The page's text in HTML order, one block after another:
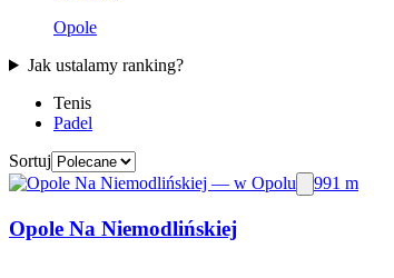
Opole
Jak ustalamy ranking?
Tenis
Padel
Sortuj
991 m
Opole Na Niemodlińskiej